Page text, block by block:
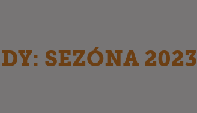
SEZÓNA 2023